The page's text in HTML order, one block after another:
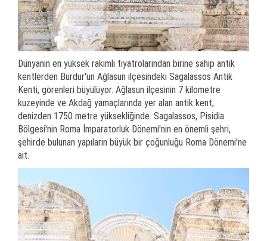
Dünyanın en yüksek rakımlı tiyatrolarından birine sahip antik
kentlerden Burdur'un Ağlasun ilçesindeki Sagalassos Antik
Kenti, görenleri büyülüyor. Ağlasun ilçesinin 7 kilometre
kuzeyinde ve Akdağ yamaçlarında yer alan antik kent,
denizden 1750 metre yüksekliğinde. Sagalassos, Pisidia
Bölgesi'nin Roma İmparatorluk Dönemi'nin en önemli şehri,
şehirde bulunan yapıların büyük bir çoğunluğu Roma Dönemi'ne
ait.